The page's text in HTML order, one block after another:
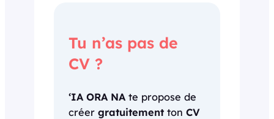
Tu n’as pas de
CV ?
‘IA ORA NA te propose de
créer gratuitementton CV